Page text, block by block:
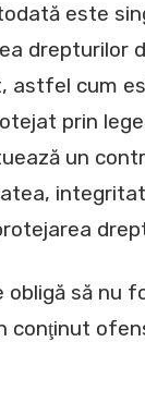
este
drepturilor
astfel cum
prin
un
obligă să nu
conţinut